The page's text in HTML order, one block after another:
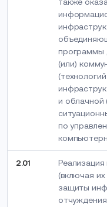
программы
(или)
и облачной
по
2.01
(включая
защиты